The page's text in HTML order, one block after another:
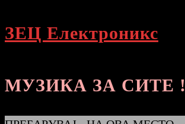
ЗЕЦ Електроникс
МУЗИКА ЗА СИТЕ !